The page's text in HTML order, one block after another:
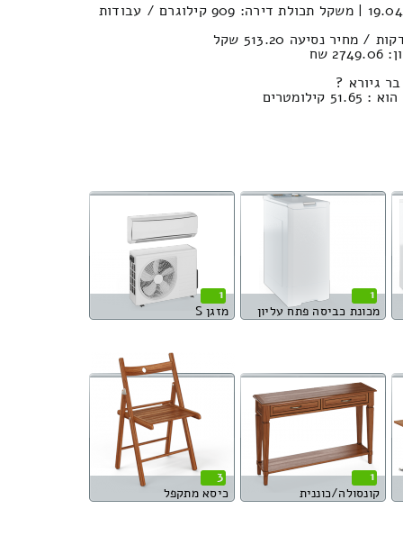
נפח הובלה (חפצים) : 19.04м³ | משקל תכולת דירה: 909 קילוגרם / עבודות
שח
גיורא ?
1
מכונת כביסה פתח עליון
1
מזגן S
1
קונסולה/כוננית
3
כיסא מתקפל